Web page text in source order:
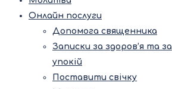
Онлайн послуги
Допомога священника
Записки за здоров’я та за
упокій
Поставити свічку